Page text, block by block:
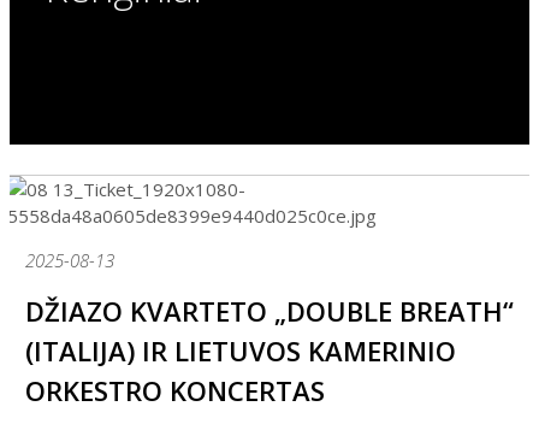
2025-08-13
DŽIAZO KVARTETO „DOUBLE BREATH“
(ITALIJA) IR LIETUVOS KAMERINIO
ORKESTRO KONCERTAS